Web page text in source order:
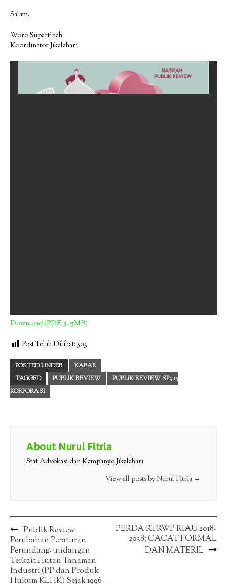
Salam.
Woro Supartinah
Koordinator Jikalahari
Download (PDF, 5.25MB)
Post Telah Dilihat: 503
POSTED UNDER
KABAR
TAGGED
PUBLIK REVIEW
PUBLIK REVIEW SP3 15
KORPORASI
About Nurul Fitria
Staf Advokasi dan Kampanye Jikalahari
View all posts by Nurul Fitria →
Post
navigation
Publik Review
Perubahan Peraturan
Perundang-undangan
Terkait Hutan Tanaman
Industri (PP dan Produk
Hukum KLHK) Sejak 1996 –
PERDA RTRWP RIAU 2018-
2038: CACAT FORMAL
DAN MATERIL